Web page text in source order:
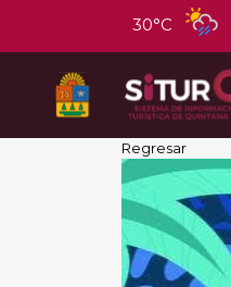
30°C
Regresar